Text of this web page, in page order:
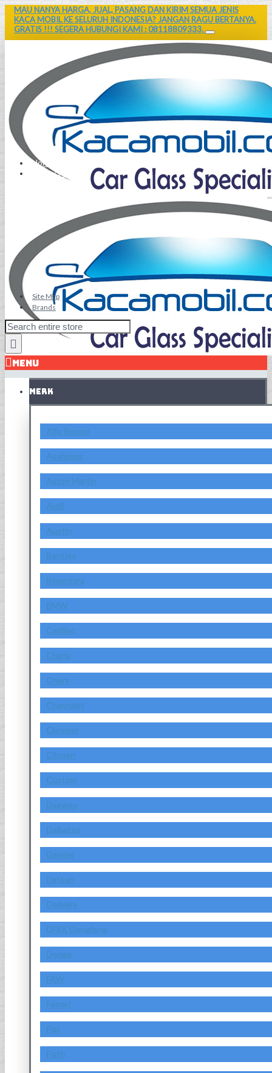
MAU NANYA HARGA, JUAL, PASANG DAN KIRIM SEMUA JENIS
KACA MOBIL KE SELURUH INDONESIA? JANGAN RAGU BERTANYA.
GRATIS !!! SEGERA HUBUNGI KAMI : 08118809333.
Home
Contact Us
Site Map
Brands
MENU
MERK
Alfa Romeo
Asahimas
Aston Martin
Audi
Austin
Bentley
Bimantara
BMW
Cadillac
Chana
Chery
Chevrolet
Chrysler
Citroen
Custom
Daewoo
Daihatsu
Daimler
Datsun
Delivery
DFSK Dongfeng
Dodge
FAW
Ferrari
Fiat
Fiath